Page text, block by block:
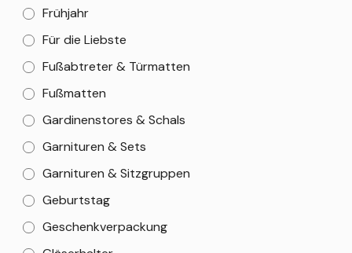
Frühjahr
Für die Liebste
Fußabtreter & Türmatten
Fußmatten
Gardinenstores & Schals
Garnituren & Sets
Garnituren & Sitzgruppen
Geburtstag
Geschenkverpackung